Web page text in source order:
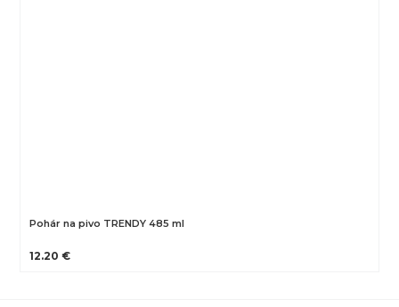
Pohár na pivo TRENDY 485 ml
12.20 €